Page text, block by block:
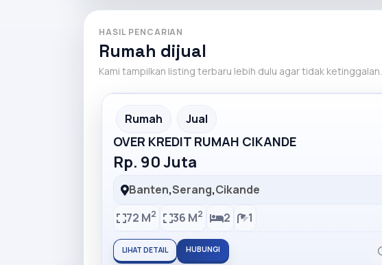
HASIL PENCARIAN
Rumah dijual
Kami tampilkan listing terbaru lebih dulu agar tidak ketinggalan.
Recommended
Rumah Jual
OVER KREDIT RUMAH CIKANDE
Rp. 90 Juta
Banten,Serang,Cikande
72 M2 36 M2 2 1
LIHAT DETAIL HUBUNGI